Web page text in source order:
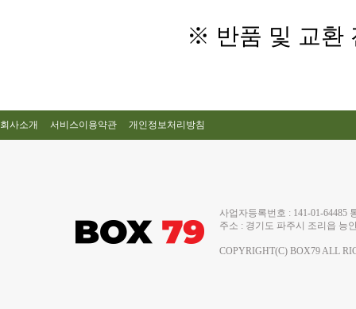
※ 반품 및 교환
회사소개 서비스이용약관 개인정보처리방침
사업자등록번호 : 141-01-
주소 : 경기도 파주시 조리읍 능
COPYRIGHT(C) BOX79 ALL